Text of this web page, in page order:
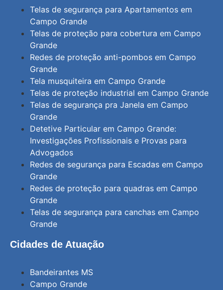
Telas de segurança para Apartamentos em
Campo Grande
Telas de proteção para cobertura em Campo
Grande
Redes de proteção anti-pombos em Campo
Grande
Tela musquiteira em Campo Grande
Telas de proteção industrial em Campo Grande
Telas de segurança pra Janela em Campo
Grande
Detetive Particular em Campo Grande:
Investigações Profissionais e Provas para
Advogados
Redes de segurança para Escadas em Campo
Grande
Redes de proteção para quadras em Campo
Grande
Telas de segurança para canchas em Campo
Grande
Cidades de Atuação
Bandeirantes MS
Campo Grande